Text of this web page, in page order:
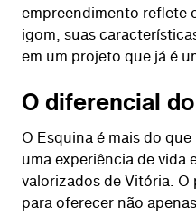
empreendimento reflete
igom, suas
em um projeto que já é
O diferencial
O Esquina é mais do
uma experiência de vida
valorizados de Vitória.
para oferecer não